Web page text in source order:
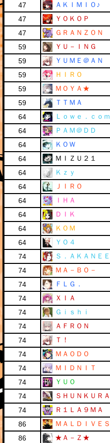
47
ＡＫＩＭＩＯ♪
47
ＹＯＫＯＰ
47
ＧＲＡＮＺＯＮ
59
ＹＵ－ＩＮＧ
59
ＹＵＭＥ＠ＡＮ
59
ＨＩＲＯ
59
ＭＯＹＡ★
59
ＴＴＭＡ
64
Ｌｏｗｅ．ｃｏｍ
64
ＰＡＭ＠ＤＤ
64
ＫＯＷ
64
ＭＩＺＵ２１
64
Ｋｚｙ
64
ＪＩＲＯ
64
ＩＨＡ
64
ＤＩＫ
64
ＫＯＭ
64
ＹＯ４
74
Ｓ．ＡＫＡＮＥＥ
74
ＭＡ－ＢＯ－
74
ＦＬＧ．
74
ＸＩＡ
74
Ｇｉｓｈｉ
74
ＡＦＲＯＮ
74
Ｔ！
74
ＭＡＯＤＯ
74
ＭＩＤＮＩＴ
74
ＹＵＯ
74
ＳＨＵＮＫＵＲＡ
74
Ｒ１ＬＡ９ＭＡ
86
ＭＡＬＤＩＶＥＳ
86
★Ａ－Ｚ★